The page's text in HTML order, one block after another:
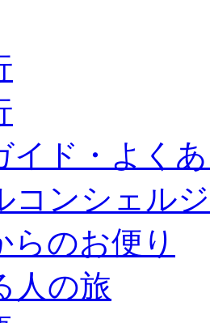
イド・よく
コンシェル
らのお便り
人の旅